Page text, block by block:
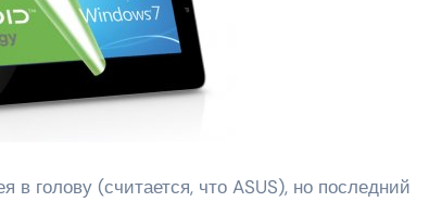
голову (считается, что ASUS), но последний